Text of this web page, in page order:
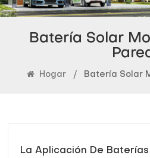
Batería Solar
Hogar / Batería Solar
La Aplicación De Baterías